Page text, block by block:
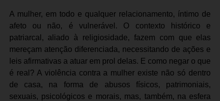
A mulher, em todo e qualquer relacionamento, íntimo de
afeto ou não, é vulnerável. O contexto histórico e
patriarcal, aliado à religiosidade, fazem com que elas
mereçam atenção diferenciada, necessitando de ações e
leis afirmativas a atuar em prol delas. E como negar o que
é real? A violência contra a mulher existe não só dentro
de casa, na forma de abusos físicos, patrimoniais,
sexuais, psicológicos e morais, mas, também, na esfera